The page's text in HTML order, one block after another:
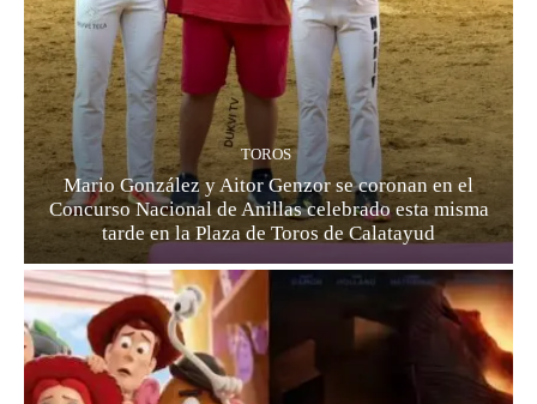
TOROS
Mario González y Aitor Genzor se coronan en el
Concurso Nacional de Anillas celebrado esta misma
tarde en la Plaza de Toros de Calatayud